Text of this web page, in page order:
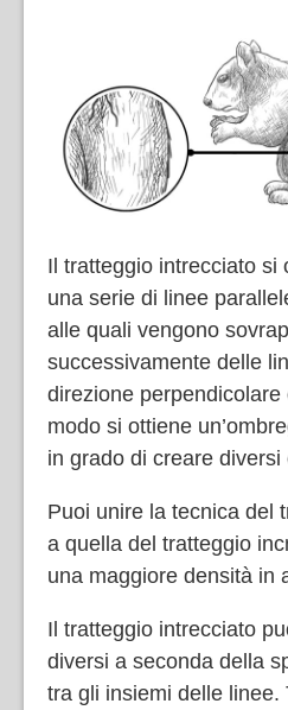
Il tratteggio intrecciato si
una serie di linee
alle quali vengono
successivamente delle
direzione
modo si ottiene
in grado di creare diversi
Puoi unire la tecnica del
a quella del tratteggio
una maggiore densità in
Il tratteggio intrecciato
diversi a seconda della
tra gli insiemi delle linee.